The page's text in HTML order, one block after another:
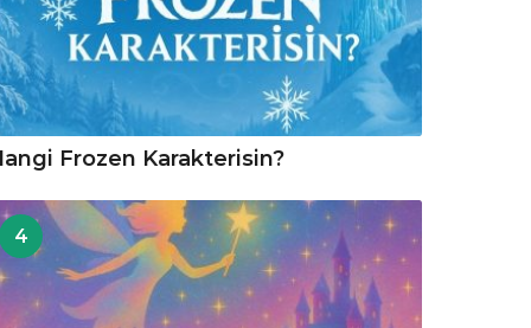
Frozen Karakterisin?
4